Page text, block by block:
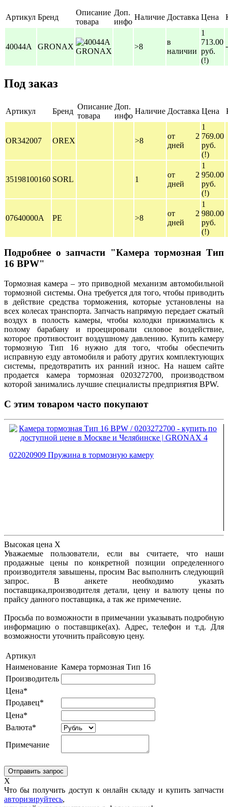
Артикул Бренд
Описание
товара
Доп.
инфо
Наличие Доставка Цена
40044A GRONAX >8
в
наличии
1
713.00
руб.
(!)
-
Под заказ
Артикул Бренд
Описание
товара
Доп.
инфо
Наличие Доставка Цена
OR342007 OREX >8
от 2
дней
1
769.00
руб.
(!)
35198100160 SORL 1
от 2
дней
1
950.00
руб.
(!)
07640000A PE >8
от 2
дней
1
980.00
руб.
(!)
Подробнее о запчасти "Камера тормозная Тип
16 BPW"
Тормозная камера – это приводной механизм автомобильной
тормозной системы. Она требуется для того, чтобы приводить
в действие средства торможения, которые установлены на
всех колесах транспорта. Запчасть напрямую передает сжатый
воздух в полость камеры, чтобы колодки прижимались к
полому барабану и проецировали силовое воздействие,
которое противостоит воздушному давлению. Купить камеру
тормозную Тип 16 нужно для того, чтобы обеспечить
исправную езду автомобиля и работу других комплектующих
системы, предотвратить их ранний износ. На нашем сайте
продается камера тормозная 0203272700, производством
которой занимались лучшие специалисты предприятия BPW.
С этим товаром часто покупают
022020909 Пружина в тормозную камеру
Высокая цена X
Уважаемые пользователи, если вы считаете, что наши
продажные цены по конкретной позиции определенного
производителя завышены, просим Вас выполнить следующий
запрос. В анкете необходимо указать
поставщика,производителя детали, цену и валюту цены по
прайсу данного поставщика, а так же примечение.
Просьба по возможности в примечании указывать подробную
информацию о поставщике(ах). Адрес, телефон и т.д. Для
возможности уточнить прайсовую цену.
Артикул
Наименование Камера тормозная Тип 16
Производитель
Цена*
Продавец*
Цена*
Валюта*
Примечание
X
Что бы получить доступ к онлайн складу и купить запчасти
авторизируйтесь,